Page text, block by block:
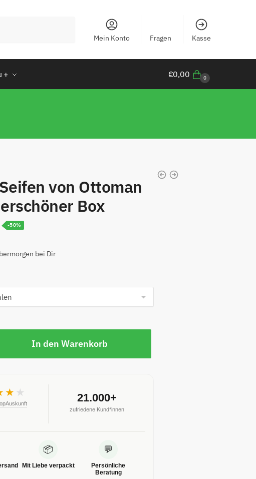
Mein Konto Fragen Kasse
+ €0,00 0
von Ottoman
Box
-50%
bei Dir
In den Warenkorb
★ 21.000+
zufriedene Kund*innen
📦
Mit Liebe verpackt
💬
Persönliche
Beratung